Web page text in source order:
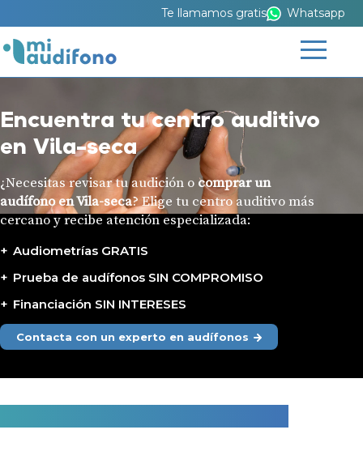
Te llamamos gratis Whatsapp
Encuentra tu centro auditivo
en Vila-seca
¿Necesitas revisar tu audición o comprar un
audífono en Vila-seca? Elige tu centro auditivo más
cercano y recibe atención especializada:
Audiometrías GRATIS
Prueba de audífonos SIN COMPROMISO
Financiación SIN INTERESES
Contacta con un experto en audífonos
1 centro auditivo en Vila-seca